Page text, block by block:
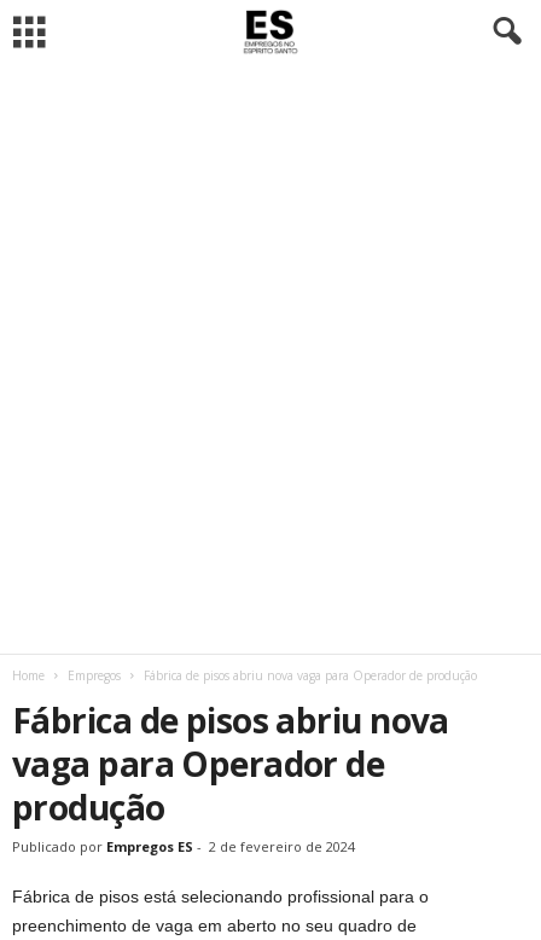
Home Empregos Fábrica de pisos abriu nova vaga para Operador de produção
Fábrica de pisos abriu nova
vaga para Operador de
produção
Publicado por Empregos ES - 2 de fevereiro de 2024
Fábrica de pisos está selecionando profissional para o
preenchimento de vaga em aberto no seu quadro de